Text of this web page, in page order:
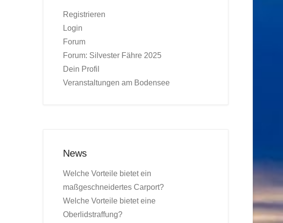
Registrieren
Login
Forum
Forum: Silvester Fähre 2025
Dein Profil
Veranstaltungen am Bodensee
News
Welche Vorteile bietet ein
maßgeschneidertes Carport?
Welche Vorteile bietet eine
Oberlidstraffung?